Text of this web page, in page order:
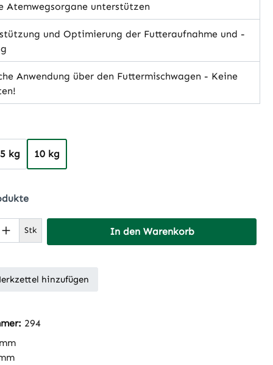
Atemwegsorgane unterstützen
und Optimierung der Futteraufnahme und -
Anwendung über den Futtermischwagen - Keine
kg 10 kg
Gib den gewünschten Wert
Stk In den Warenkorb
hinzufügen
294